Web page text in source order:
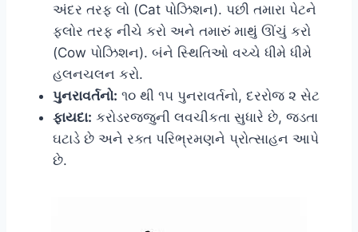
અંદર તરફ લો (Cat પોઝિશન). પછી તમારા પેટને
ફ્લોર તરફ નીચે કરો અને તમારું માથું ઊંચું કરો
(Cow પોઝિશન). બંને સ્થિતિઓ વચ્ચે ધીમે ધીમે
હલનચલન કરો.
પુનરાવર્તનો: ૧૦ થી ૧૫ પુનરાવર્તનો, દરરોજ ૨ સેટ
ફાયદા: કરોડરજ્જુની લવચીકતા સુધારે છે, જડતા
ઘટાડે છે અને રક્ત પરિભ્રમણને પ્રોત્સાહન આપે
છે.